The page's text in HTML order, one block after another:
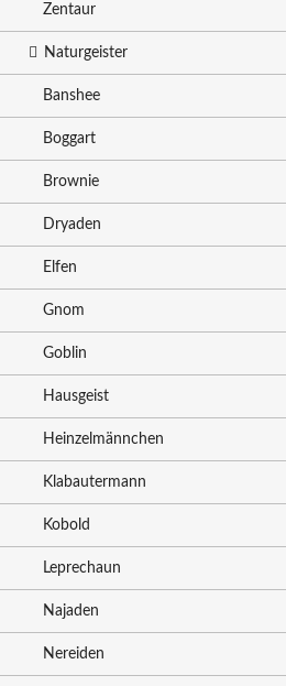
Zentaur
Naturgeister
Banshee
Boggart
Brownie
Dryaden
Elfen
Gnom
Goblin
Hausgeist
Heinzelmännchen
Klabautermann
Kobold
Leprechaun
Najaden
Nereiden